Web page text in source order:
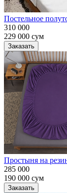
Постельное
310 000
229 000 сум
Заказать
Простыня на
285 000
190 000 сум
Заказать